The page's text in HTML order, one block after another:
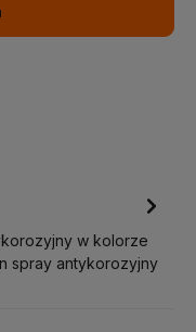
w kolorze
spray antykorozyjny